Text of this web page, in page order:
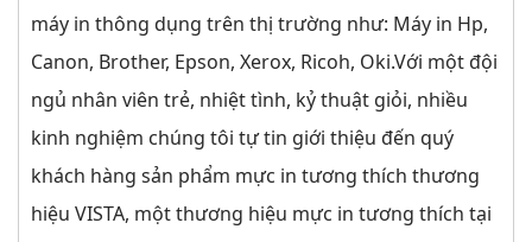
máy in thông dụng trên thị trường như: Máy in Hp,
Canon, Brother, Epson, Xerox, Ricoh, Oki.Với một đội
ngủ nhân viên trẻ, nhiệt tình, kỷ thuật giỏi, nhiều
kinh nghiệm chúng tôi tự tin giới thiệu đến quý
khách hàng sản phẩm mực in tương thích thương
hiệu VISTA, một thương hiệu mực in tương thích tại